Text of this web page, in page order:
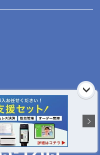
をどうぞ!
土日祝休)